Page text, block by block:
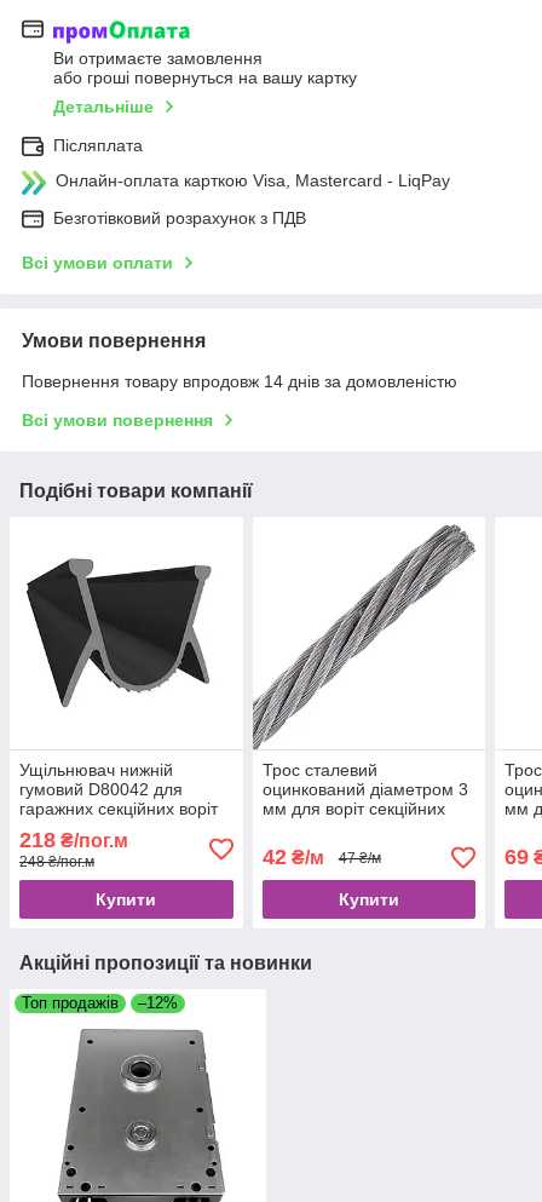
Ви отримаєте замовлення
або гроші повернуться на вашу картку
Детальніше
Післяплата
Онлайн-оплата карткою Visa, Mastercard - LiqPay
Безготівковий розрахунок з ПДВ
Всі умови оплати
Умови повернення
Повернення товару впродовж 14 днів за домовленістю
Всі умови повернення
Подібні товари компанії
Ущільнювач нижній
гумовий D80042 для
гаражних секційних воріт
GANT
218 ₴/пог.м
248 ₴/пог.м
Купити
Трос сталевий
оцинкований діаметром 3
мм для воріт секційних
42₴/м 47 ₴/м
Купити
мм
69
Акційні пропозиції та новинки
Топ продажів –12%